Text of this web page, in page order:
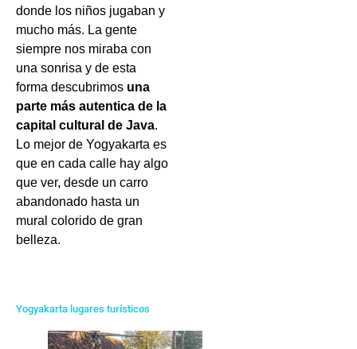
donde los niños jugaban y
mucho más. La gente
siempre nos miraba con
una sonrisa y de esta
forma descubrimos una
parte más autentica de la
capital cultural de Java.
Lo mejor de Yogyakarta es
que en cada calle hay algo
que ver, desde un carro
abandonado hasta un
mural colorido de gran
belleza.
Yogyakarta lugares turísticos